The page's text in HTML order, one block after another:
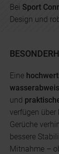
Bei Sport
Design und
Eine
und
verfügen über
Gerüche
bessere
Mitnahme –